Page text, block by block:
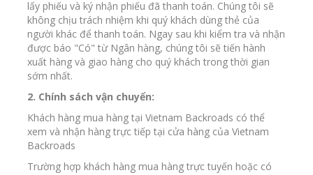
lấy phiếu và ký nhận phiếu đã thanh toán. Chúng tôi sẽ
không chịu trách nhiệm khi quý khách dùng thẻ của
người khác để thanh toán. Ngay sau khi kiểm tra và nhận
được báo "Có" từ Ngân hàng, chúng tôi sẽ tiến hành
xuất hàng và giao hàng cho quý khách trong thời gian
sớm nhất.
2. Chính sách vận chuyển:
Khách hàng mua hàng tại Vietnam Backroads có thể
xem và nhận hàng trực tiếp tại cửa hàng của Vietnam
Backroads
Trường hợp khách hàng mua hàng trực tuyến hoặc có